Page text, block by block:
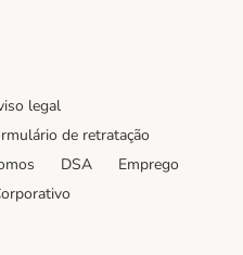
legal
de retratação
DSA
Emprego